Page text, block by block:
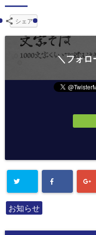
シェア
＼フォロ
お知らせ